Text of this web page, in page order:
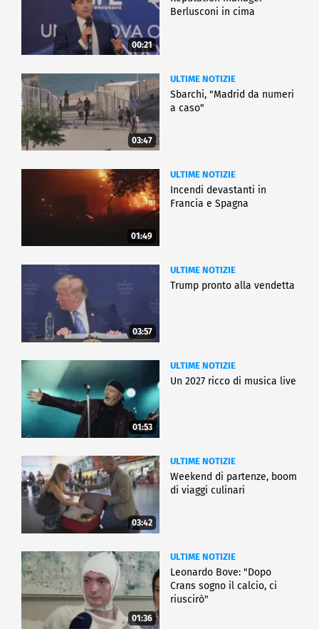
00:21
Berlusconi in cima
03:47
ULTIME NOTIZIE
Sbarchi, "Madrid da numeri
a caso"
01:49
ULTIME NOTIZIE
Incendi devastanti in
Francia e Spagna
03:57
ULTIME NOTIZIE
Trump pronto alla vendetta
01:53
ULTIME NOTIZIE
Un 2027 ricco di musica live
03:42
ULTIME NOTIZIE
Weekend di partenze, boom
di viaggi culinari
01:36
ULTIME NOTIZIE
Leonardo Bove: "Dopo
Crans sogno il calcio, ci
riuscirò"